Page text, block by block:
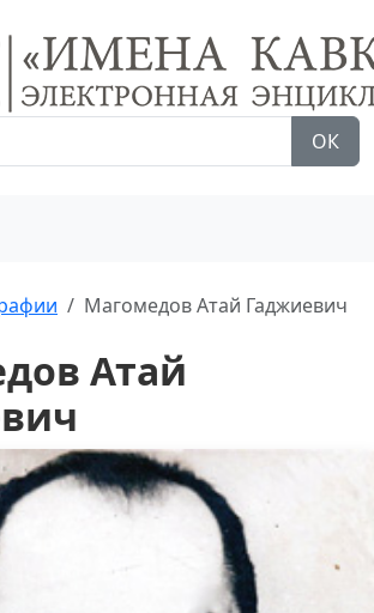
ОК
Магомедов Атай Гаджиевич
Атай